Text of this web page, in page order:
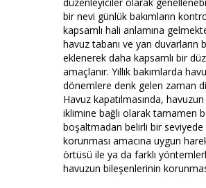
bir nevi günlük bakımların
kapsamlı hali anlamına
havuz tabanı ve yan duvarların
eklenerek daha kapsamlı bir
amaçlanır. Yıllık bakımlarda
dönemlere denk gelen zaman
Havuz kapatılmasında,
iklimine bağlı olarak tamamen
boşaltmadan belirli bir seviyede
korunması amacına uygun
örtüsü ile ya da farklı
havuzun bileşenlerinin